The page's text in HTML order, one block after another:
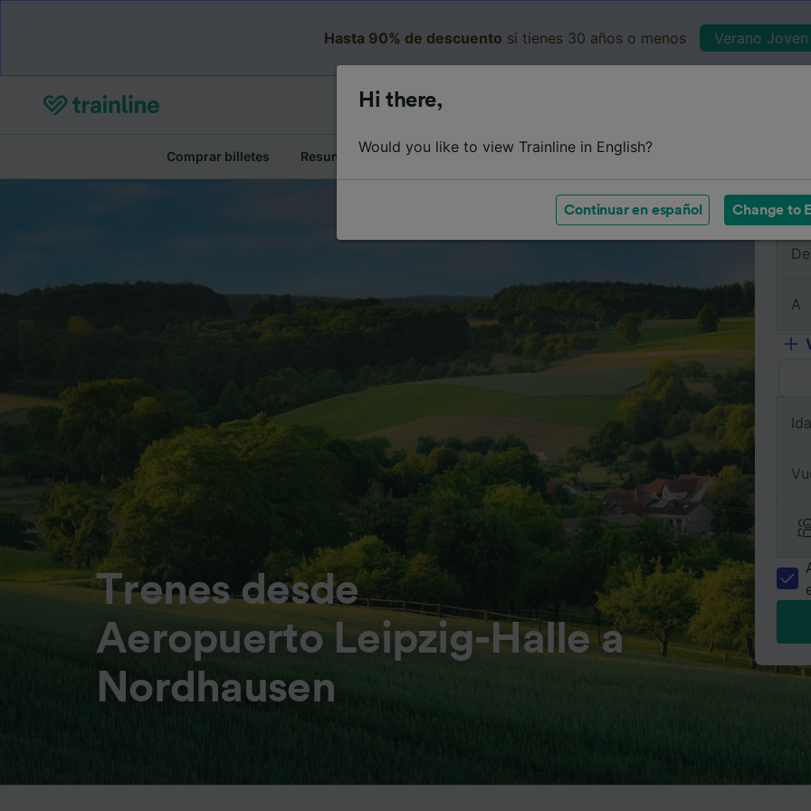
Hasta 90% de descuento si tienes 30 años o menos Verano
Comprar billetes Resumen del viaje Horarios Clases Servicios a bordo
Trenes desde
Aeropuerto Leipzig-Halle a
Nordhausen
De
A
Ida
Hi there,
Would you like to view Trainline in English?
Continuar en español Change to